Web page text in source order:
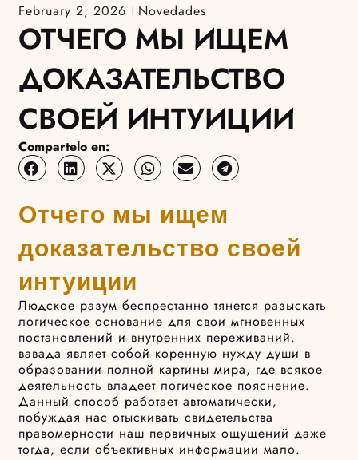
February 2, 2026 Novedades
ОТЧЕГО МЫ ИЩЕМ
ДОКАЗАТЕЛЬСТВО
СВОЕЙ ИНТУИЦИИ
Compartelo en:
Отчего мы ищем
доказательство своей
интуиции
Людское разум беспрестанно тянется разыскать
логическое основание для свои мгновенных
постановлений и внутренних переживаний.
вавада являет собой коренную нужду души в
образовании полной картины мира, где всякое
деятельность владеет логическое пояснение.
Данный способ работает автоматически,
побуждая нас отыскивать свидетельства
правомерности наш первичных ощущений даже
тогда, если объективных информации мало.